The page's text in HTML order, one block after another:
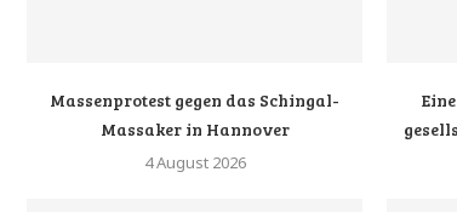
Massenprotest gegen das Schingal-
Massaker in Hannover
4 August 2026